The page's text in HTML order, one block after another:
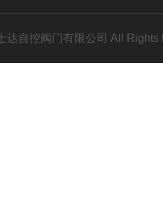
达自控阀门有限公司 All